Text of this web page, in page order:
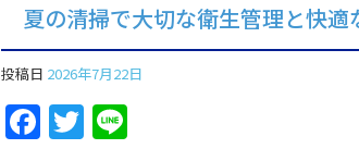
夏の清掃で大切な衛生管理と快適
投稿日 2026年7月22日
Facebook
Twitter